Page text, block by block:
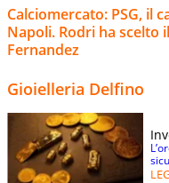
Calciomercato: PSG, il
Napoli. Rodri ha scelto
Fernandez
Gioielleria Delfino